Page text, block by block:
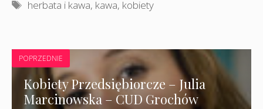
Tagi
herbata i kawa, kawa, kobiety
POPRZEDNIE
Kobiety Przedsiębiorcze – Julia
Marcinowska – CUD Grochów